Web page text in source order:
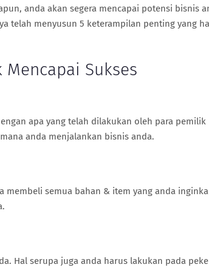
anda akan segera mencapai potensi bisnis
telah menyusun 5 keterampilan penting yang
Sukses
apa yang telah dilakukan oleh para pemilik
anda menjalankan bisnis anda.
membeli semua bahan & item yang anda
Hal serupa juga anda harus lakukan pada